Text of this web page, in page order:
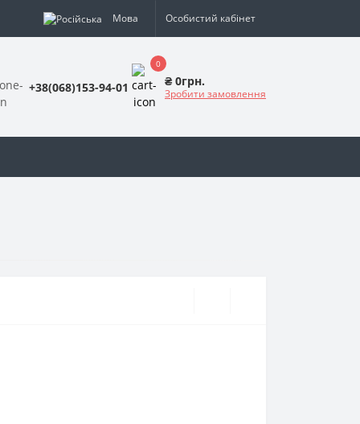
Мова Особистий кабінет
+38(068)153-94-01
0
₴ 0грн.
Зробити замовлення